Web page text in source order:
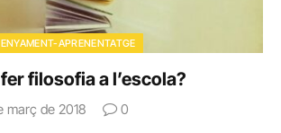
APRENENTATGE
filosofia a l’escola?
març de 2018 0